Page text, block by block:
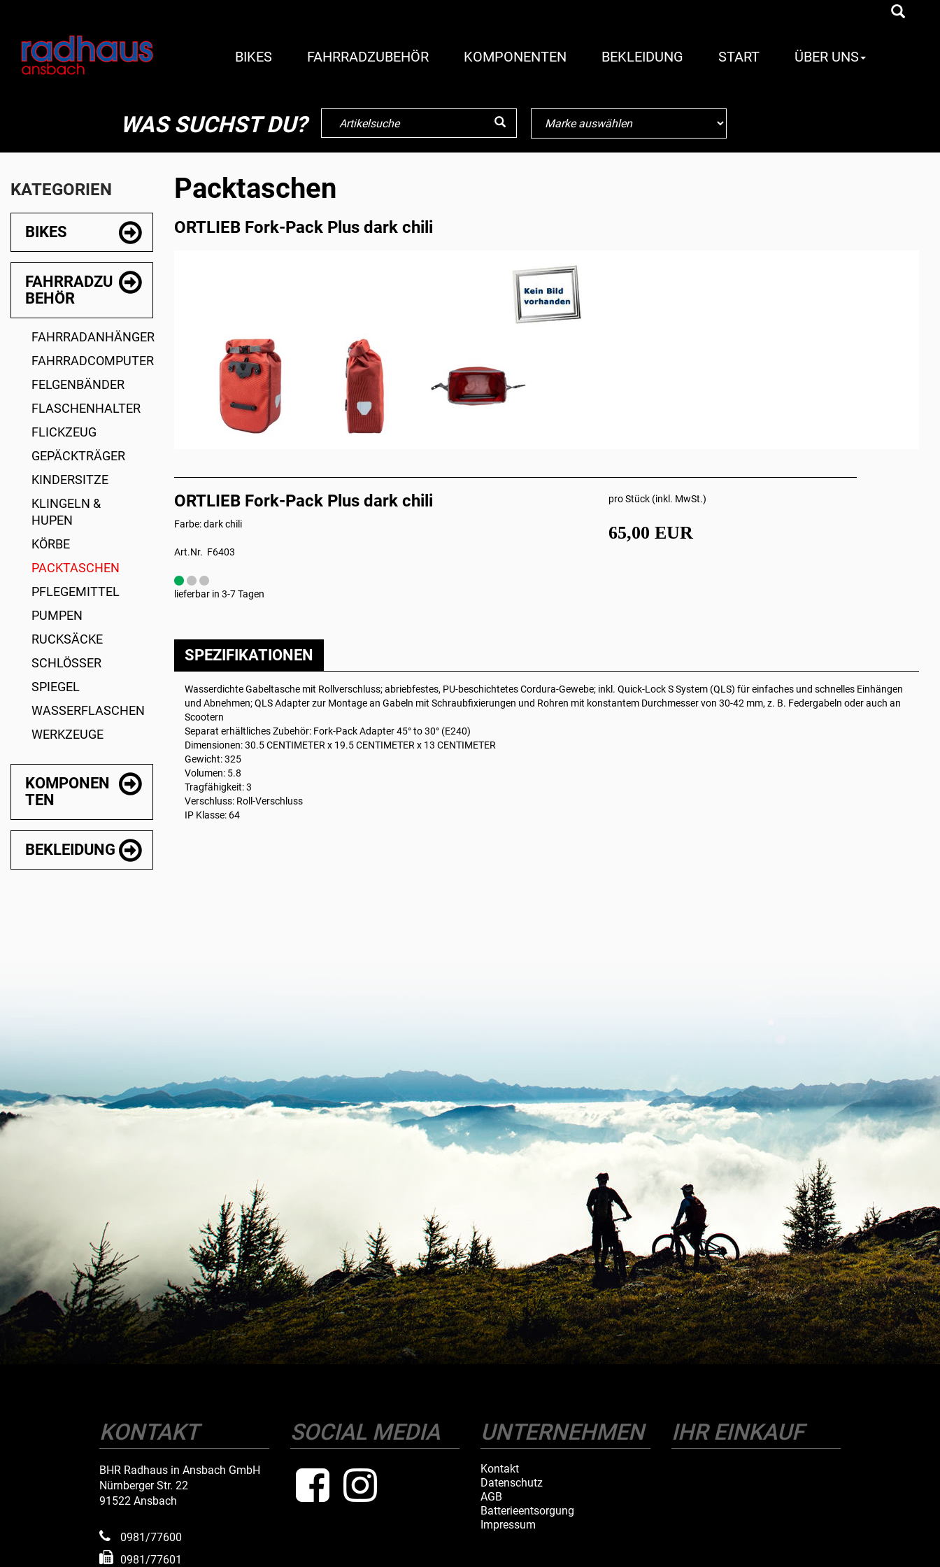
BIKES FAHRRADZUBEHÖR KOMPONENTEN BEKLEIDUNG START ÜBER UNS
WAS SUCHST DU?
KATEGORIEN
BIKES
FAHRRADZU
BEHÖR
FAHRRADANHÄNGER
FAHRRADCOMPUTER
FELGENBÄNDER
FLASCHENHALTER
FLICKZEUG
GEPÄCKTRÄGER
KINDERSITZE
KLINGELN &
HUPEN
KÖRBE
PACKTASCHEN
PFLEGEMITTEL
PUMPEN
RUCKSÄCKE
SCHLÖSSER
SPIEGEL
WASSERFLASCHEN
WERKZEUGE
KOMPONEN
TEN
BEKLEIDUNG
Packtaschen
ORTLIEB Fork-Pack Plus dark chili
ORTLIEB Fork-Pack Plus dark chili
Farbe: dark chili
Art.Nr. F6403
lieferbar in 3-7 Tagen
pro Stück (inkl. MwSt.)
65,00 EUR
SPEZIFIKATIONEN
Wasserdichte Gabeltasche mit Rollverschluss; abriebfestes, PU-beschichtetes Cordura-Gewebe; inkl. Quick-Lock S System (QLS) für einfaches und schnelles Einhängen
und Abnehmen; QLS Adapter zur Montage an Gabeln mit Schraubfixierungen und Rohren mit konstantem Durchmesser von 30-42 mm, z. B. Federgabeln oder auch an
Scootern
Separat erhältliches Zubehör: Fork-Pack Adapter 45° to 30° (E240)
Dimensionen: 30.5 CENTIMETER x 19.5 CENTIMETER x 13 CENTIMETER
Gewicht: 325
Volumen: 5.8
Tragfähigkeit: 3
Verschluss: Roll-Verschluss
IP Klasse: 64
KONTAKT
BHR Radhaus in Ansbach GmbH
Nürnberger Str. 22
91522 Ansbach
0981/77600
0981/77601
SOCIAL MEDIA UNTERNEHMEN
Kontakt
Datenschutz
AGB
Batterieentsorgung
Impressum
IHR EINKAUF